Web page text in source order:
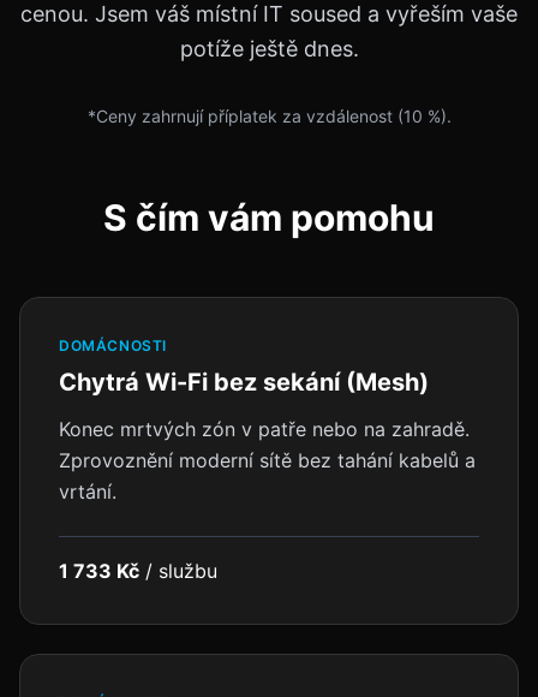
cenou. Jsem váš místní IT soused a vyřeším vaše
potíže ještě dnes.
*Ceny zahrnují příplatek za vzdálenost (10 %).
S čím vám pomohu
DOMÁCNOSTI
Chytrá Wi-Fi bez sekání (Mesh)
Konec mrtvých zón v patře nebo na zahradě.
Zprovoznění moderní sítě bez tahání kabelů a
vrtání.
1 733 Kč / službu